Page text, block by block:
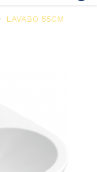
LAVABO 55CM